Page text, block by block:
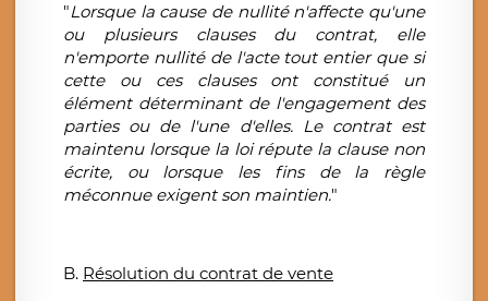
"Lorsque la cause de nullité n'affecte qu'une
ou plusieurs clauses du contrat, elle
n'emporte nullité de l'acte tout entier que si
cette ou ces clauses ont constitué un
élément déterminant de l'engagement des
parties ou de l'une d'elles. Le contrat est
maintenu lorsque la loi répute la clause non
écrite, ou lorsque les fins de la règle
méconnue exigent son maintien."
B. Résolution du contrat de vente